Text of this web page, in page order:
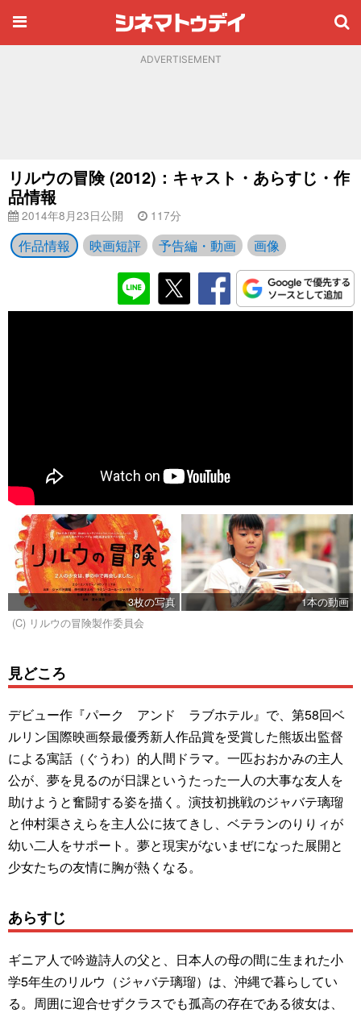
ADVERTISEMENT
リルウの冒険 (2012)：キャスト・あらすじ・作
品情報
2014年8月23日公開 117分
作品情報 映画短評 予告編・動画 画像
3枚の写真
1本の動画
(C) リルウの冒険製作委員会
見どころ
デビュー作『パーク アンド ラブホテル』で、第58回ベ
ルリン国際映画祭最優秀新人作品賞を受賞した熊坂出監督
による寓話（ぐうわ）的人間ドラマ。一匹おおかみの主人
公が、夢を見るのが日課というたった一人の大事な友人を
助けようと奮闘する姿を描く。演技初挑戦のジャバテ璃瑠
と仲村渠さえらを主人公に抜てきし、ベテランのりりィが
幼い二人をサポート。夢と現実がないまぜになった展開と
少女たちの友情に胸が熱くなる。
あらすじ
ギニア人で吟遊詩人の父と、日本人の母の間に生まれた小
学5年生のリルウ（ジャバテ璃瑠）は、沖縄で暮らしてい
る。周囲に迎合せずクラスでも孤高の存在である彼女は、